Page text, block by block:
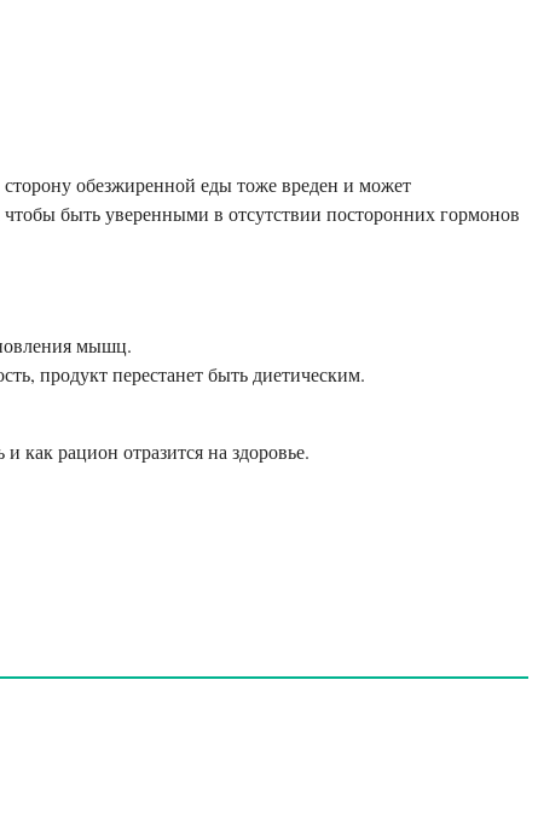
обезжиренной еды тоже вреден и может
быть уверенными в отсутствии посторонних гормонов
мышц.
продукт перестанет быть диетическим.
как рацион отразится на здоровье.